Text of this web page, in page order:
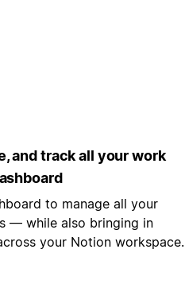
and track all your work
to manage all your
— while also bringing in
your Notion workspace.